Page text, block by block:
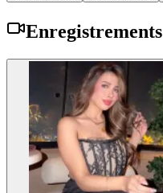
Enregistrements